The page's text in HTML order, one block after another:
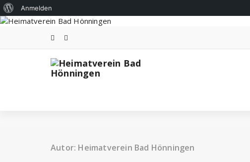
Über
WordPress
Anmelden
Zum
Autor: Heimatverein Bad Hönningen